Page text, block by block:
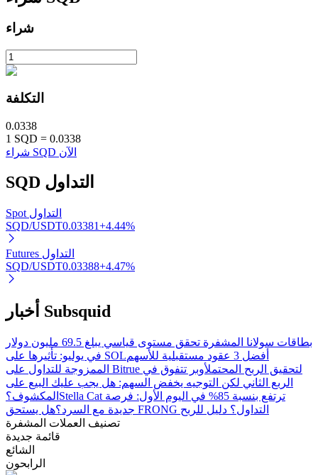
الاستثمار التلقائي
احصل على أرباح طويلة الأجل وفوائد مرنة
تعلم الستاكينغ
تعرف على كيفية كسب الدخل السلبي
Bitrue
AI
شركاء بيترو
شراء
التكلفة
0.0338
1 SQD = 0.0338
شراء SQD الآن
SQD التداول
Spot التداول
SQD/USDT0.03381+4.44%
Futures التداول
SQD/USDT0.03388+4.47%
أخبار Subsquid
بطاقات سولانا المشفرة تحقق مستوى قياسي يبلغ 69.5 مليون دولار
في يوليو: تأثيرها على SOLأفضل 3 عقود مستقبلية للأسهم
الممزوجة للتداول على Bitrue لتحقيق الربح المحتملأوبر تتفوق في
الربع الثاني لكن التوجيه يخفض السهم: هل يجب عليك البيع على
المكشوف؟ Stella Cat ترتفع بنسبة 85% في اليوم الأول: فرصة
جديدة مع السرد؟
هل يستحق FRONG التداول؟ دليل للربح
تصنيف العملات المشفرة
قائمة جديدة
الشائع
الرابحون